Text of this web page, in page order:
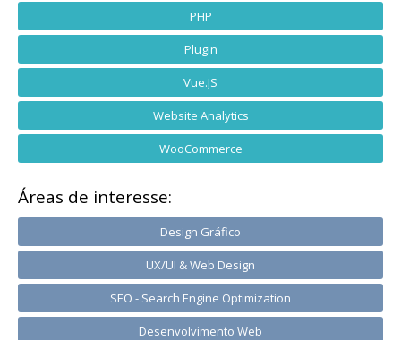
PHP
Plugin
Vue.JS
Website Analytics
WooCommerce
Áreas de interesse:
Design Gráfico
UX/UI & Web Design
SEO - Search Engine Optimization
Desenvolvimento Web